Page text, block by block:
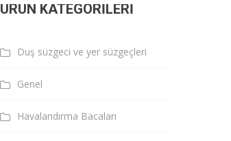
ÜRÜN KATEGORILERI
Duş süzgeci ve yer süzgeçleri
Genel
Havalandırma Bacaları